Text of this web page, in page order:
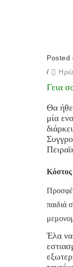
Posted
/
Γεια
Θα
μία
Κόστος
παιδιά
Έλα